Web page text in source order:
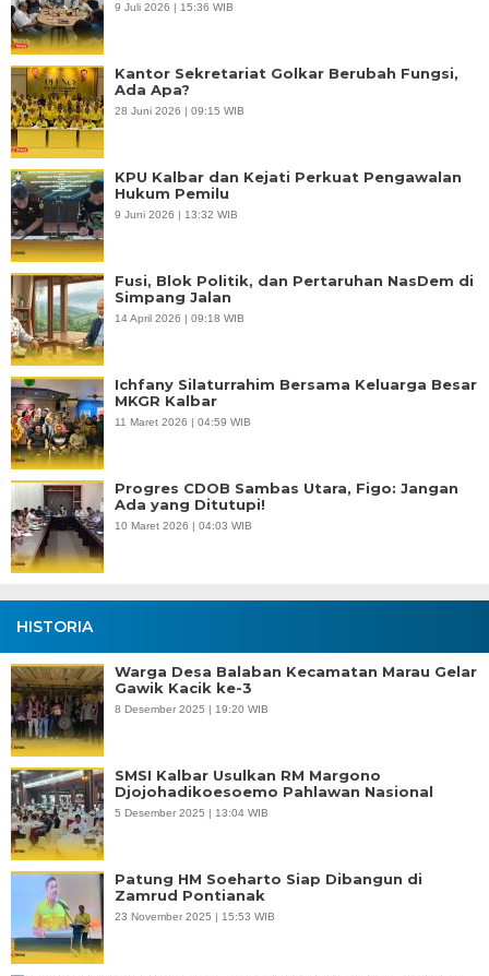
9 Juli 2026 | 15:36 WIB
Kantor Sekretariat Golkar Berubah Fungsi,
Ada Apa?
28 Juni 2026 | 09:15 WIB
KPU Kalbar dan Kejati Perkuat Pengawalan
Hukum Pemilu
9 Juni 2026 | 13:32 WIB
Fusi, Blok Politik, dan Pertaruhan NasDem di
Simpang Jalan
14 April 2026 | 09:18 WIB
Ichfany Silaturrahim Bersama Keluarga Besar
MKGR Kalbar
11 Maret 2026 | 04:59 WIB
Progres CDOB Sambas Utara, Figo: Jangan
Ada yang Ditutupi!
10 Maret 2026 | 04:03 WIB
HISTORIA
Warga Desa Balaban Kecamatan Marau Gelar
Gawik Kacik ke-3
8 Desember 2025 | 19:20 WIB
SMSI Kalbar Usulkan RM Margono
Djojohadikoesoemo Pahlawan Nasional
5 Desember 2025 | 13:04 WIB
Patung HM Soeharto Siap Dibangun di
Zamrud Pontianak
23 November 2025 | 15:53 WIB